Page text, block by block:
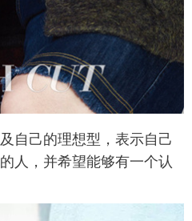
己的理想型，表示自己
人，并希望能够有一个认